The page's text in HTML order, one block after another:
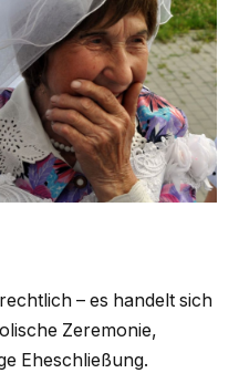
– es handelt sich
Zeremonie,
Eheschließung.